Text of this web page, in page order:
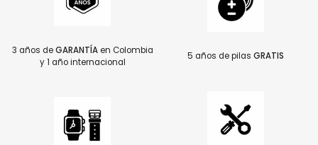
3 años deGARANTÍAen Colombia
y 1 año internacional
5 años de pilas GRATIS